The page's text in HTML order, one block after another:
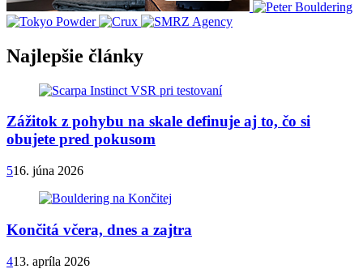
Najlepšie články
Zážitok z pohybu na skale definuje aj to, čo si
obujete pred pokusom
516. júna 2026
Končitá včera, dnes a zajtra
413. apríla 2026